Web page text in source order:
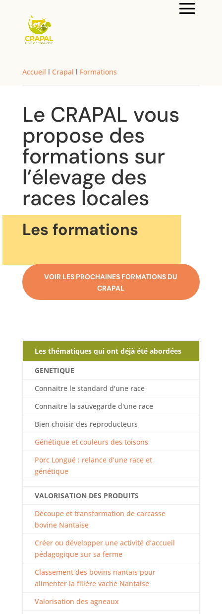
Accueil l Crapal l Formations
Le CRAPAL vous
propose des
formations sur
l’élevage des
races locales
Les formations
VOIR LES PROCHAINES FORMATIONS DU
CRAPAL
Les thématiques qui ont déjà été abordées
GENETIQUE
Connaitre le standard d'une race
Connaitre la sauvegarde d'une race
Bien choisir des reproducteurs
Génétique et couleurs des toisons
Porc Longué : relance d’une race et
génétique
VALORISATION DES PRODUITS
Découpe et transformation de carcasse
bovine Nantaise
Créer ou développer une activité d’accueil
pédagogique sur sa ferme
Classement des bovins nantais pour
alimenter la filière vache Nantaise
Valorisation des agneaux